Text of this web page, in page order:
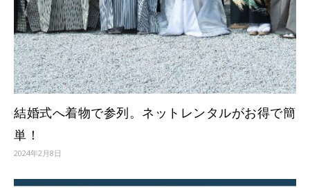
結婚式へ着物で参列。ネットレンタルがお得で簡
単！
2024年2月8日